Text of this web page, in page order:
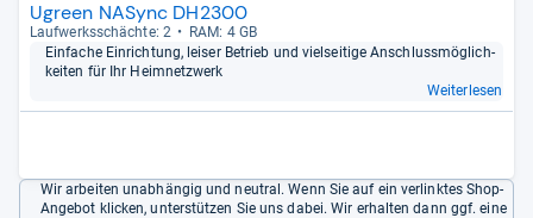
Ugreen NASync DH2300
Lauf­werks­schächte: 2
RAM: 4 GB
Ein­fa­che Ein­rich­tung, lei­ser Betrieb und viel­sei­tige Anschluss­mög­lich­
kei­ten für Ihr Heim­netz­werk
Weiterlesen
Wir arbeiten unabhängig und neutral. Wenn Sie auf ein verlinktes Shop-
Angebot klicken, unterstützen Sie uns dabei. Wir erhalten dann ggf. eine